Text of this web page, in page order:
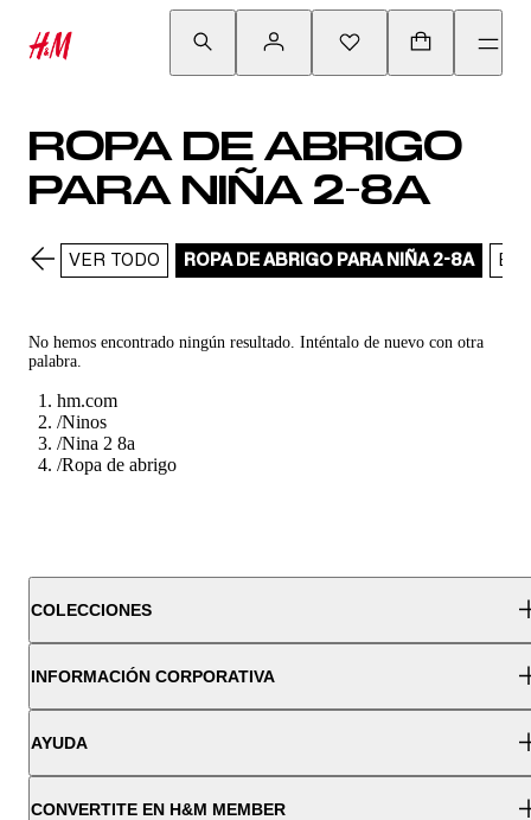
ROPA DE ABRIGO
PARA NIÑA 2-8A
VER TODO ROPA DE ABRIGO PARA NIÑA 2-8A
No hemos encontrado ningún resultado. Inténtalo de nuevo con otra
palabra.
hm.com
/Ninos
/Nina 2 8a
/Ropa de abrigo
COLECCIONES
INFORMACIÓN CORPORATIVA
AYUDA
CONVERTITE EN H&M MEMBER